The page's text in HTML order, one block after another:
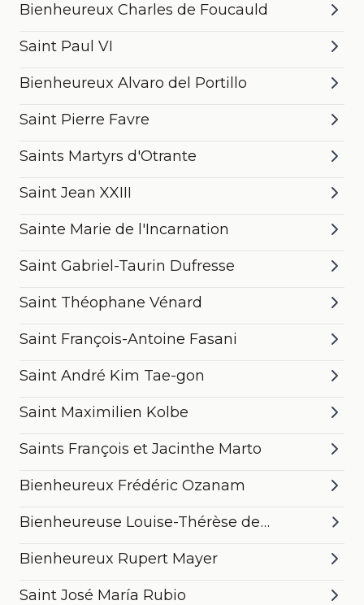
Bienheureux Charles de Foucauld
Saint Paul VI
Bienheureux Alvaro del Portillo
Saint Pierre Favre
Saints Martyrs d'Otrante
Saint Jean XXIII
Sainte Marie de l'Incarnation
Saint Gabriel-Taurin Dufresse
Saint Théophane Vénard
Saint François-Antoine Fasani
Saint André Kim Tae-gon
Saint Maximilien Kolbe
Saints François et Jacinthe Marto
Bienheureux Frédéric Ozanam
Bienheureuse Louise-Thérèse de
Bienheureux Rupert Mayer
Saint José María Rubio